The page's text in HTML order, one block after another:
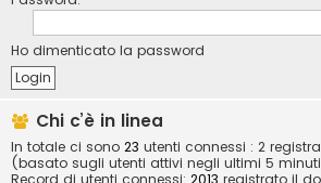
Ho dimenticato la password
Chi c’è in linea
In totale ci sono 23 utenti connessi : 2
(basato sugli utenti attivi negli ultimi 5
Record di utenti connessi: 2013 registrato il